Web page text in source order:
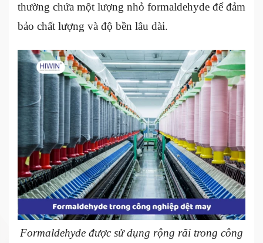
thường chứa một lượng nhỏ formaldehyde để đảm
bảo chất lượng và độ bền lâu dài.
Formaldehyde được sử dụng rộng rãi trong công